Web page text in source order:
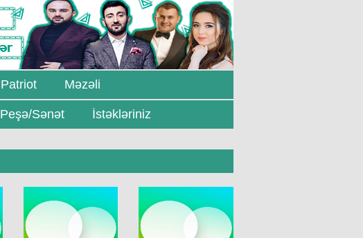
Patriot Məzəli
Peşə/Sənət İstəkləriniz